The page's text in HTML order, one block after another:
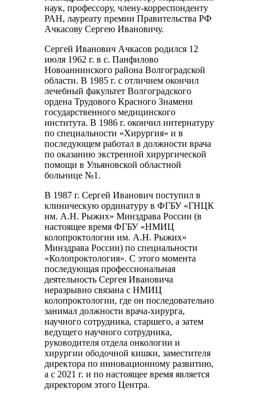
наук, профессору, члену-корреспонденту
РАН, лауреату премии Правительства РФ
Ачкасову Сергею Ивановичу.
Сергей Иванович Ачкасов родился 12
июля 1962 г. в с. Панфилово
Новоаннинского района Волгоградской
области. В 1985 г. с отличием окончил
лечебный факультет Волгоградского
ордена Трудового Красного Знамени
государственного медицинского
института. В 1986 г. окончил интернатуру
по специальности «Хирургия» и в
последующем работал в должности врача
по оказанию экстренной хирургической
помощи в Ульяновской областной
больнице №1.
В 1987 г. Сергей Иванович поступил в
клиническую ординатуру в ФГБУ «ГНЦК
им. А.Н. Рыжих» Минздрава России (в
настоящее время ФГБУ «НМИЦ
колопроктологии им. А.Н. Рыжих»
Минздрава России) по специальности
«Колопроктология». С этого момента
последующая профессиональная
деятельность Сергея Ивановича
неразрывно связана с НМИЦ
колопроктологии, где он последовательно
занимал должности врача-хирурга,
научного сотрудника, старшего, а затем
ведущего научного сотрудника,
руководителя отдела онкологии и
хирургии ободочной кишки, заместителя
директора по инновационному развитию,
а с 2021 г. и по настоящее время является
директором этого Центра.